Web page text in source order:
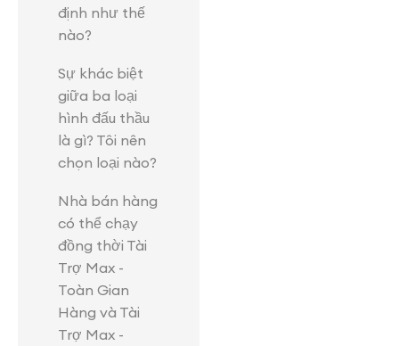
định như thế
nào?
Sự khác biệt
giữa ba loại
hình đấu thầu
là gì? Tôi nên
chọn loại nào?
Nhà bán hàng
có thể chạy
đồng thời Tài
Trợ Max -
Toàn Gian
Hàng và Tài
Trợ Max -